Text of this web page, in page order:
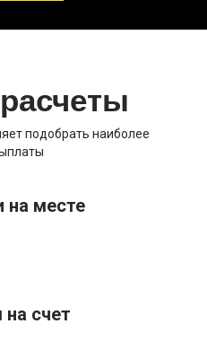
подобрать наиболее
на месте
счет